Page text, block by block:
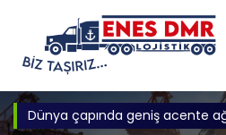
Dünya çapında geniş acente